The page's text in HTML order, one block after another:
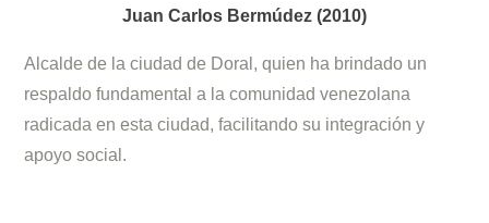
Juan Carlos Bermúdez (2010)
Alcalde de la ciudad de Doral, quien ha brindado un
respaldo fundamental a la comunidad venezolana
radicada en esta ciudad, facilitando su integración y
apoyo social.